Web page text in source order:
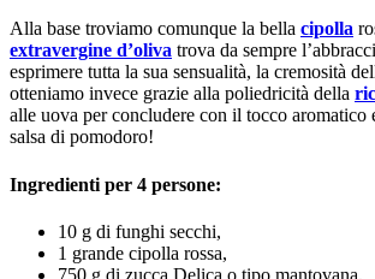
Alla base troviamo comunque la bella cipolla
extravergine d’oliva trova da sempre
esprimere tutta la sua sensualità, la cremosità
otteniamo invece grazie alla poliedricità della
alle uova per concludere con il tocco aromatico
salsa di pomodoro!
Ingredienti per 4 persone:
10 g di funghi secchi,
1 grande cipolla rossa,
750 g di zucca Delica o tipo mantovana,